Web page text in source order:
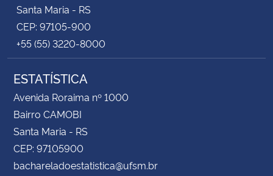
Santa Maria - RS
CEP: 97105-900
+55 (55) 3220-8000
ESTATÍSTICA
Avenida Roraima nº 1000
Bairro CAMOBI
Santa Maria - RS
CEP: 97105900
bachareladoestatistica@ufsm.br